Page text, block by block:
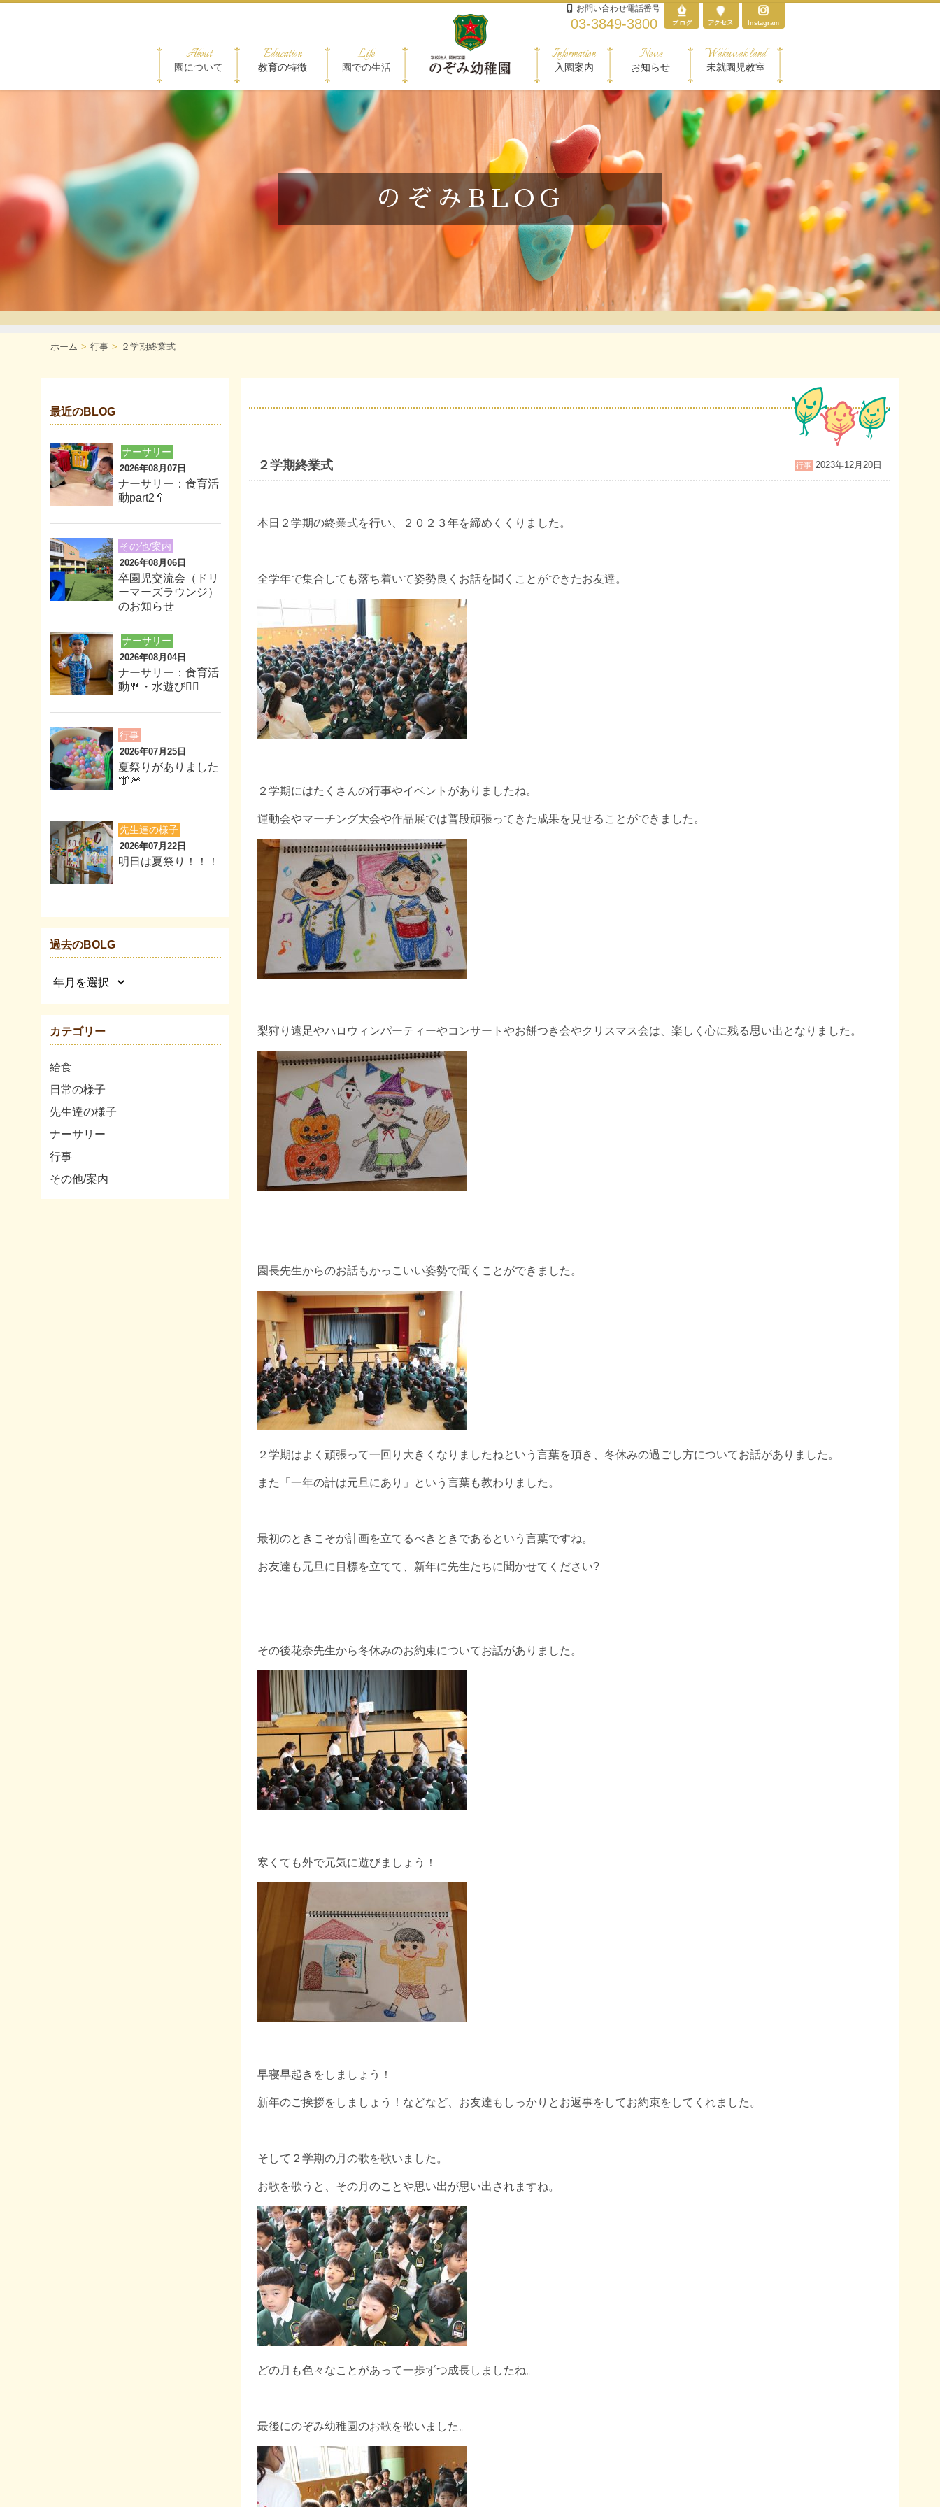
Instagram
お問い合わせ電話番号
03-3849-3800
About
園について
Education
教育の特徴
Life
園での生活
Information
入園案内
News
お知らせ
Wakuwak land
未就園児教室
のぞみBLOG
ホーム 行事 ２学期終業式
行事 2023年12月20日
２学期終業式
本日２学期の終業式を行い、２０２３年を締めくくりました。
全学年で集合しても落ち着いて姿勢良くお話を聞くことができたお友達。
２学期にはたくさんの行事やイベントがありましたね。
運動会やマーチング大会や作品展では普段頑張ってきた成果を見せることができました。
梨狩り遠足やハロウィンパーティーやコンサートやお餅つき会やクリスマス会は、楽しく心に残る思い出となりました。
園長先生からのお話もかっこいい姿勢で聞くことができました。
２学期はよく頑張って一回り大きくなりましたねという言葉を頂き、冬休みの過ごし方についてお話がありました。
また「一年の計は元旦にあり」という言葉も教わりました。
最初のときこそが計画を立てるべきときであるという言葉ですね。
お友達も元旦に目標を立てて、新年に先生たちに聞かせてください?
その後花奈先生から冬休みのお約束についてお話がありました。
寒くても外で元気に遊びましょう！
早寝早起きをしましょう！
新年のご挨拶をしましょう！などなど、お友達もしっかりとお返事をしてお約束をしてくれました。
そして２学期の月の歌を歌いました。
お歌を歌うと、その月のことや思い出が思い出されますね。
どの月も色々なことがあって一歩ずつ成長しましたね。
最後にのぞみ幼稚園のお歌を歌いました。
最近のBLOG
ナーサリー
2026年08月07日
ナーサリー：食育活
動part2🥄
その他/案内
2026年08月06日
卒園児交流会（ドリ
ーマーズラウンジ）
のお知らせ
ナーサリー
2026年08月04日
ナーサリー：食育活
動🍴・水遊び🏊‍♂️
行事
2026年07月25日
夏祭りがありました
👘🎆
先生達の様子
2026年07月22日
明日は夏祭り！！！
過去のBOLG
カテゴリー
給食
日常の様子
先生達の様子
ナーサリー
行事
その他/案内